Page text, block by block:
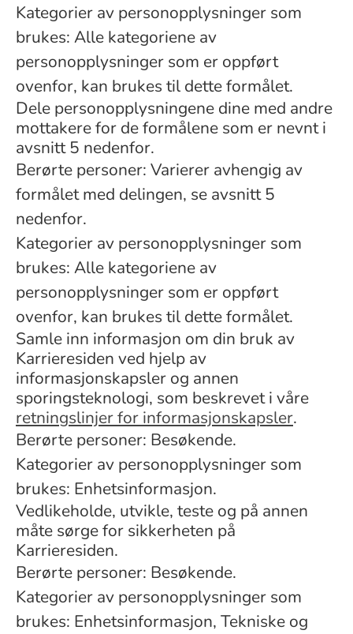
Kategorier av personopplysninger som
brukes: Alle kategoriene av
personopplysninger som er oppført
ovenfor, kan brukes til dette formålet.
Dele personopplysningene dine med andre
mottakere for de formålene som er nevnt i
avsnitt 5 nedenfor.
Berørte personer: Varierer avhengig av
formålet med delingen, se avsnitt 5
nedenfor.
Kategorier av personopplysninger som
brukes: Alle kategoriene av
personopplysninger som er oppført
ovenfor, kan brukes til dette formålet.
Samle inn informasjon om din bruk av
Karrieresiden ved hjelp av
informasjonskapsler og annen
sporingsteknologi, som beskrevet i våre
retningslinjer for informasjonskapsler.
Berørte personer: Besøkende.
Kategorier av personopplysninger som
brukes: Enhetsinformasjon.
Vedlikeholde, utvikle, teste og på annen
måte sørge for sikkerheten på
Karrieresiden.
Berørte personer: Besøkende.
Kategorier av personopplysninger som
brukes: Enhetsinformasjon, Tekniske og